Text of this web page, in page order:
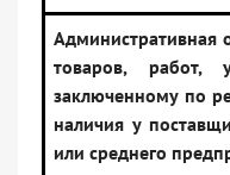
Административная
товаров, работ,
заключенному по
наличия у
или среднего